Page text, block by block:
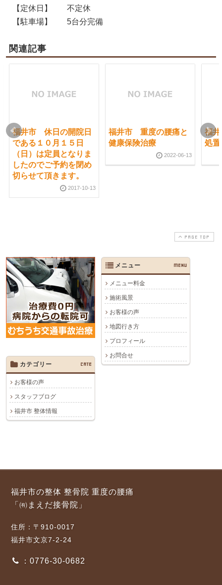
【定休日】
不定休
【駐車場】
5台分完備
関連記事
福井市 休日の開院日
である１０月１５日
（日）は定員となりま
したのでご予約を閉め
切らせて頂きます。
2017-10-13
福井市 重度の腰痛と
健康保険治療
2022-06-13
福
処置
PAGE TOP
メニュー MENU
メニュー料金
施術風景
お客様の声
地図行き方
プロフィール
お問合せ
カテゴリー
CATE
お客様の声
スタッフブログ
福井市 整体情報
福井市の整体 整骨院 重度の腰痛
「㈲まえだ接骨院」
住所：〒910-0017
福井市文京7-2-24
：0776-30-0682